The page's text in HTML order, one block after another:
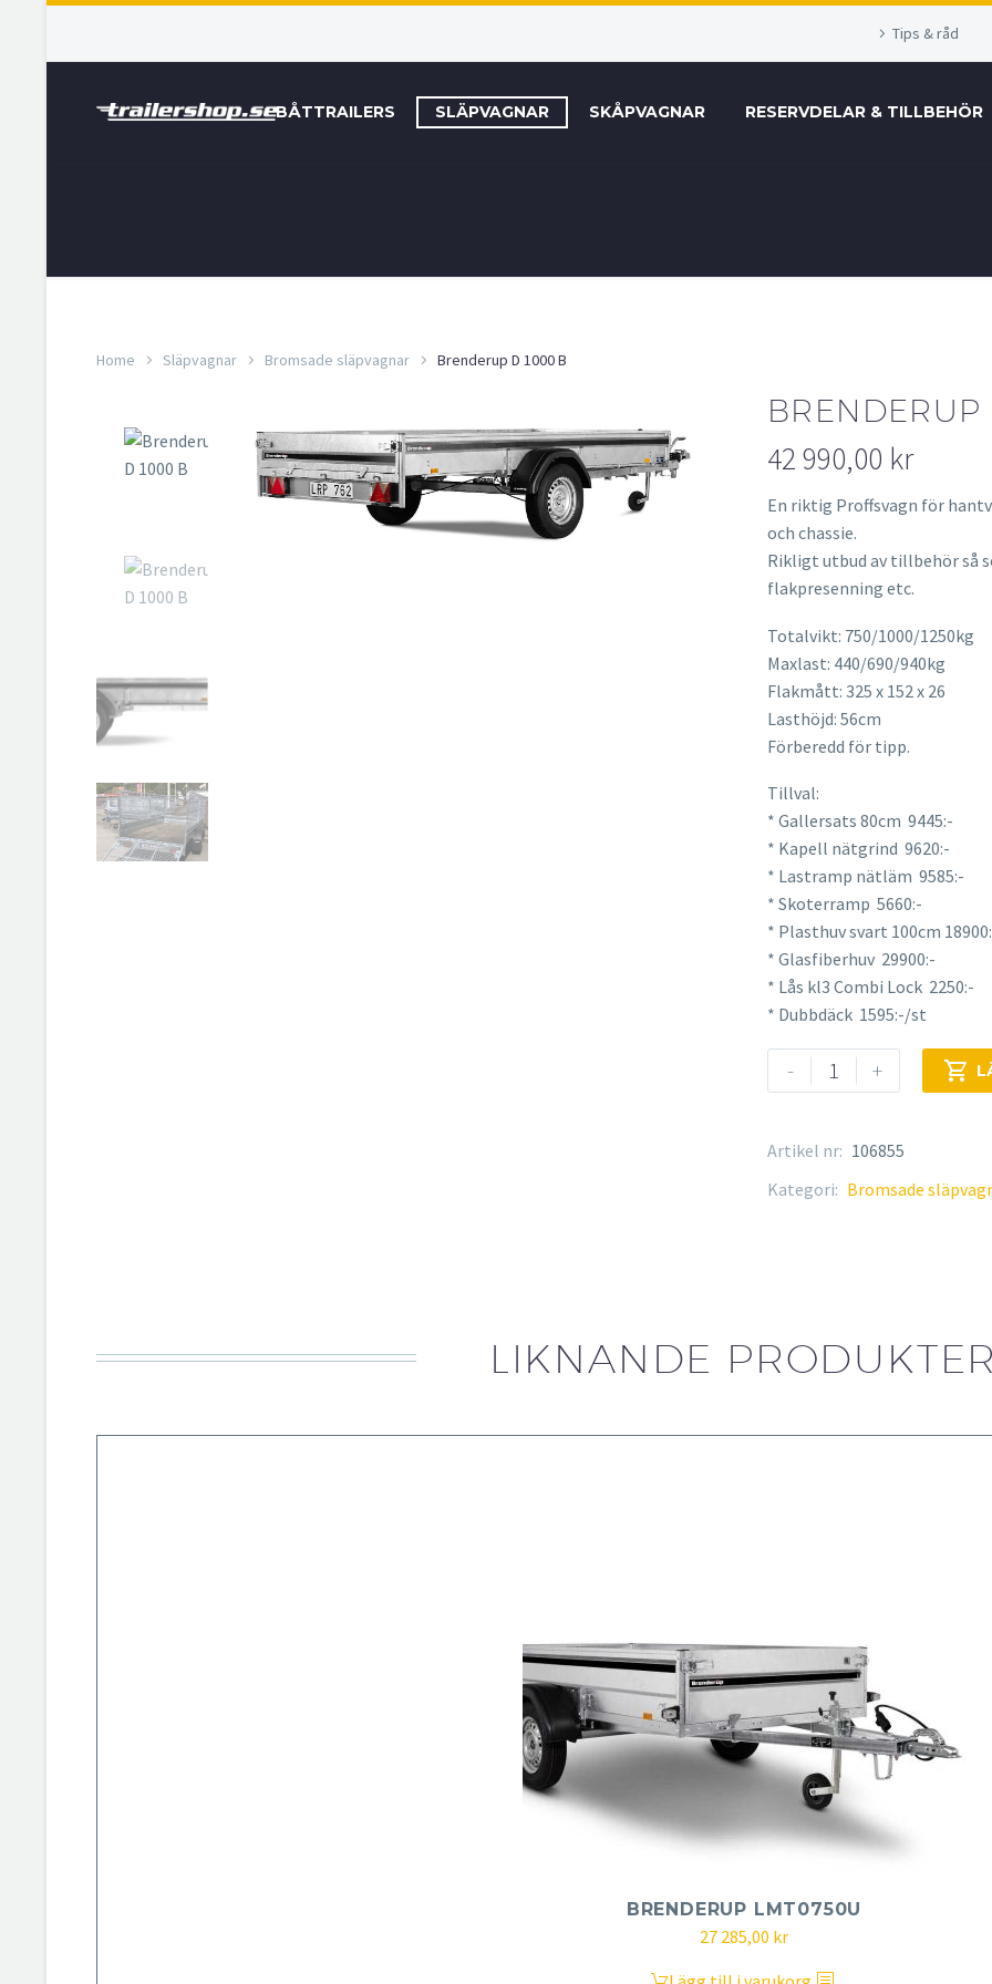
Tips & råd
BÅTTRAILERS SLÄPVAGNAR SKÅPVAGNAR RESERVDELAR & TILLBEHÖR
Home Släpvagnar Bromsade släpvagnar Brenderup D 1000 B
42 990,00 kr
En riktig Proffsvagn för
och chassie.
Rikligt utbud av tillbehör så
flakpresenning etc.
Totalvikt: 750/1000/1250kg
Maxlast: 440/690/940kg
Flakmått: 325 x 152 x 26
Lasthöjd: 56cm
Förberedd för tipp.
Tillval:
* Gallersats 80cm 9445:-
* Kapell nätgrind 9620:-
* Lastramp nätläm 9585:-
* Skoterramp 5660:-
* Plasthuv svart 100cm
* Glasfiberhuv 29900:-
* Lås kl3 Combi Lock 2250:-
* Dubbdäck 1595:-/st
-
Brenderup
D
B
+ 
Artikel nr: 106855
Kategori: Bromsade
LIKNANDE
BRENDERUP LMT0750U
Det
27 285,00 krDet